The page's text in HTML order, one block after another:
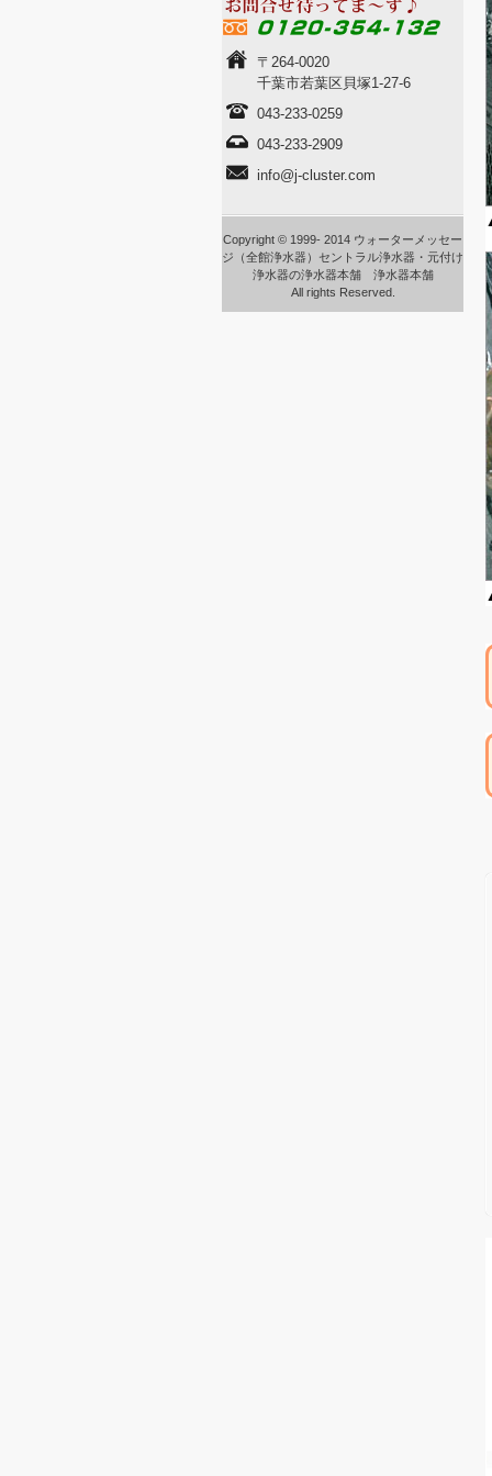
〒264-0020
千葉市若葉区貝塚1-27-6
043-233-0259
043-233-2909
info@j-cluster.com
Copyright © 1999- 2014 ウォーターメッセー
ジ（全館浄水器）セントラル浄水器・元付け
浄水器の浄水器本舗 浄水器本舗
All rights Reserved.